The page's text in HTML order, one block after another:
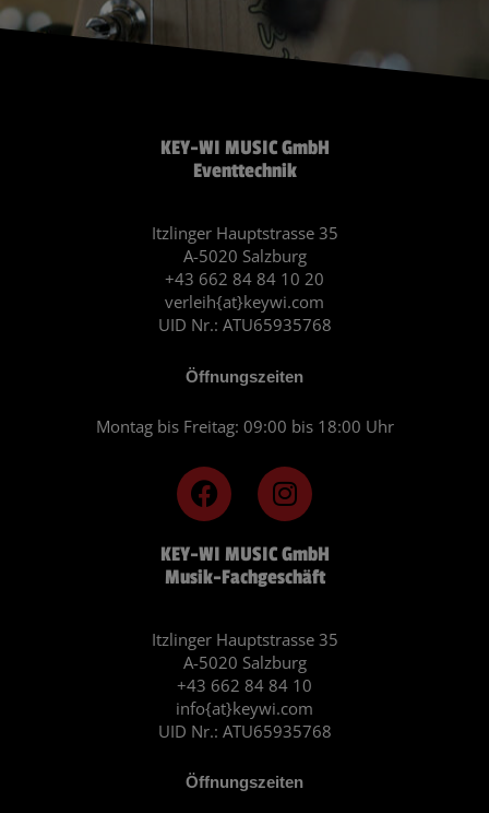
KEY-WI MUSIC GmbH
Musik-Fachgeschäft
Itzlinger Hauptstrasse 35
A-5020 Salzburg
+43 662 84 84 10
info{at}keywi.com
UID Nr.: ATU65935768
Öffnungszeiten
F
a
c
e
b
o
k
I
n
s
t
a
r
a
m
KEY-WI MUSIC GmbH
Eventtechnik
Itzlinger Hauptstrasse 35
A-5020 Salzburg
+43 662 84 84 10 20
verleih{at}keywi.com
UID Nr.: ATU65935768
Öffnungszeiten
Montag bis Freitag: 09:00 bis 18:00 Uhr